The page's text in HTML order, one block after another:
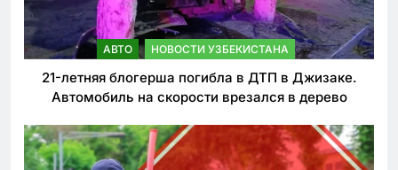
АВТО НОВОСТИ УЗБЕКИСТАНА
21-летняя блогерша погибла в ДТП в Джизаке.
Автомобиль на скорости врезался в дерево